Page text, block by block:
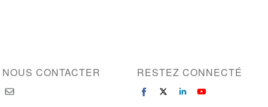
NOUS CONTACTER RESTEZ CONNECTÉ